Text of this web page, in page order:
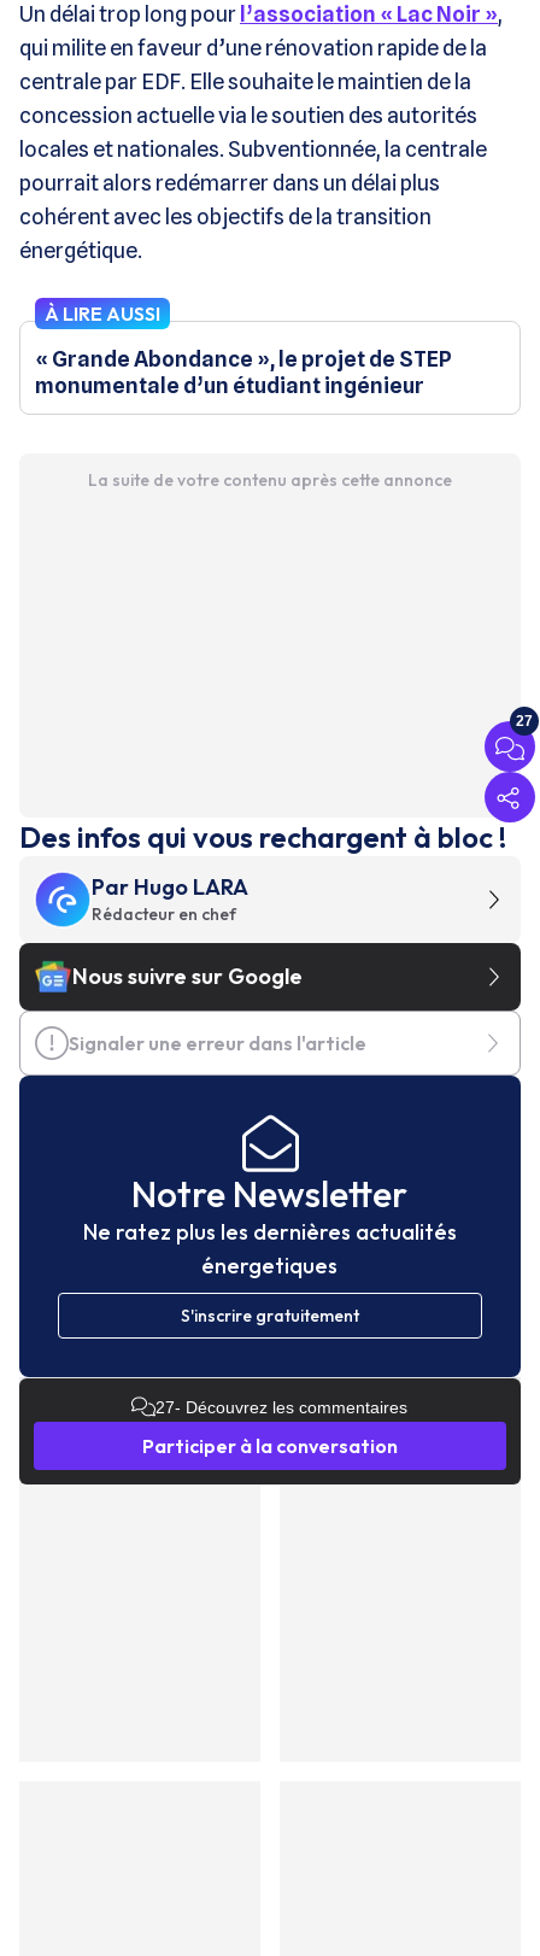
Un délai trop long pour l’association « Lac Noir »,
qui milite en faveur d’une rénovation rapide de la
centrale par EDF. Elle souhaite le maintien de la
concession actuelle via le soutien des autorités
locales et nationales. Subventionnée, la centrale
pourrait alors redémarrer dans un délai plus
cohérent avec les objectifs de la transition
énergétique.
À LIRE AUSSI
« Grande Abondance », le projet de STEP
monumentale d’un étudiant ingénieur
La suite de votre contenu après cette annonce
27
Des infos qui vous rechargent à bloc !
Par Hugo LARA
Rédacteur en chef
Nous suivre sur Google
Signaler une erreur dans l'article
Notre Newsletter
Ne ratez plus les dernières actualités
énergetiques
S'inscrire gratuitement
27- Découvrez les commentaires
Participer à la conversation